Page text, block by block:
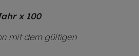
x 100
mit dem gültigen